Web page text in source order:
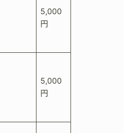
5,000
円
5,000
円